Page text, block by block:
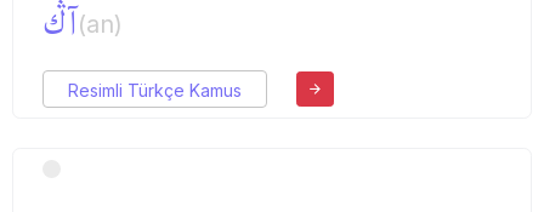
آڭ(an)
Resimli Türkçe Kamus